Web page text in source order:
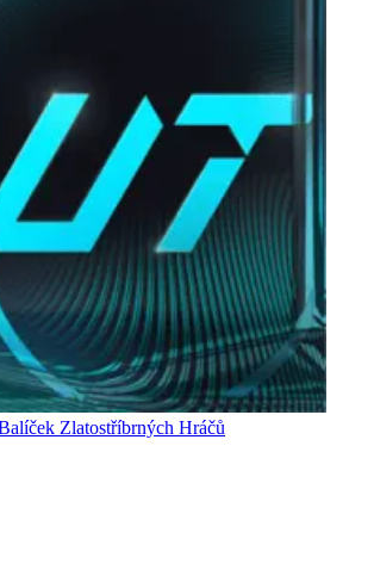
Zlatostříbrných Hráčů